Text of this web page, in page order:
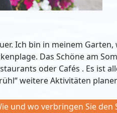
Ich bin in meinem
Das Schöne am
oder Cafés . Es ist
weitere Aktivitäten
und wo verbringen Sie den